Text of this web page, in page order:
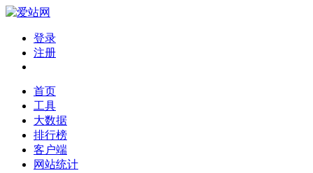
登录
注册
首页
工具
大数据
排行榜
客户端
网站统计